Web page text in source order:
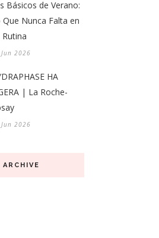
Básicos de Verano:
Que Nunca Falta en
Rutina
2026
HA
| La Roche-
2026
ARCHIVE